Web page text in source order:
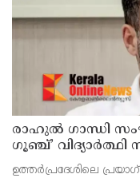
രാഹുൽ ഗാന്ധി
ഗൂഞ്ച്’ വിദ്യാർത്ഥി
ഉത്തർപ്രദേശിലെ